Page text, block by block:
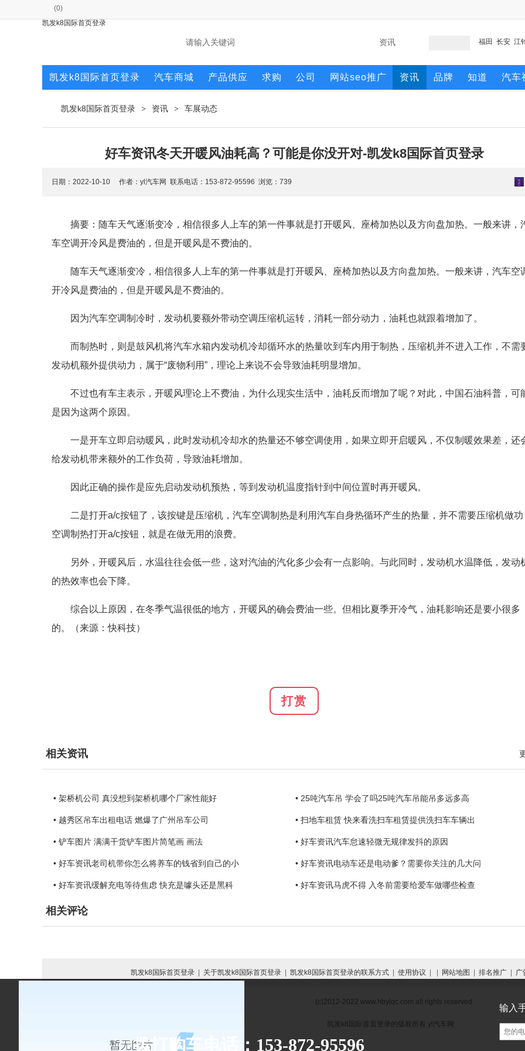
(0)
凯发k8国际首页登录
福田 长安 江
凯发k8国际首页登录 汽车商城 产品供应 求购 公司 网站seo推广 资讯 品牌 知道 汽车
凯发k8国际首页登录 > 资讯 > 车展动态
好车资讯冬天开暖风油耗高？可能是你没开对-凯发k8国际首页登录
日期：2022-10-10 作者：yl汽车网 联系电话：153-872-95596 浏览： 739
摘要：随车天气逐渐变冷，相信很多人上车的第一件事就是打开暖风、座椅加热以及方向盘加热。一般来讲，
车空调开冷风是费油的，但是开暖风是不费油的。
随车天气逐渐变冷，相信很多人上车的第一件事就是打开暖风、座椅加热以及方向盘加热。一般来讲，汽车空
开冷风是费油的，但是开暖风是不费油的。
因为汽车空调制冷时，发动机要额外带动空调压缩机运转，消耗一部分动力，油耗也就跟着增加了。
而制热时，则是鼓风机将汽车水箱内发动机冷却循环水的热量吹到车内用于制热，压缩机并不进入工作，不需
发动机额外提供动力，属于“废物利用”，理论上来说不会导致油耗明显增加。
不过也有车主表示，开暖风理论上不费油，为什么现实生活中，油耗反而增加了呢？对此，中国石油科普，可
是因为这两个原因。
一是开车立即启动暖风，此时发动机冷却水的热量还不够空调使用，如果立即开启暖风，不仅制暖效果差，还
给发动机带来额外的工作负荷，导致油耗增加。
因此正确的操作是应先启动发动机预热，等到发动机温度指针到中间位置时再开暖风。
二是打开a/c按钮了，该按键是压缩机，汽车空调制热是利用汽车自身热循环产生的热量，并不需要压缩机做功
空调制热打开a/c按钮，就是在做无用的浪费。
另外，开暖风后，水温往往会低一些，这对汽油的汽化多少会有一点影响。与此同时，发动机水温降低，发动
的热效率也会下降。
综合以上原因，在冬季气温很低的地方，开暖风的确会费油一些。但相比夏季开冷气，油耗影响还是要小很多
的。（来源：快科技）
打赏
相关资讯
• 架桥机公司 真没想到架桥机哪个厂家性能好 • 25吨汽车吊 学会了吗25吨汽车吊能吊多远多高
• 越秀区吊车出租电话 燃爆了广州吊车公司 • 扫地车租赁 快来看洗扫车租赁提供洗扫车车辆出
• 铲车图片 满满干货铲车图片简笔画 画法 • 好车资讯汽车怠速轻微无规律发抖的原因
• 好车资讯老司机带你怎么将养车的钱省到自己的小 • 好车资讯电动车还是电动爹？需要你关注的几大问
• 好车资讯缓解充电等待焦虑 快充是噱头还是黑科 • 好车资讯马虎不得 入冬前需要给爱车做哪些检查
相关评论
凯发k8国际首页登录 关于凯发k8国际首页登录 凯发k8国际首页登录的联系方式 使用协议 网站地图 排名推广 广
(c)2012-2022 www.hbylqc.com all rights reserved
凯发k8国际首页登录的版权所有 yl汽车网
拨打购车电话：153-872-95596
输入